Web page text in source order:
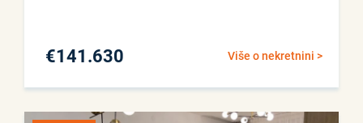
Više o nekretnini >
€141.630